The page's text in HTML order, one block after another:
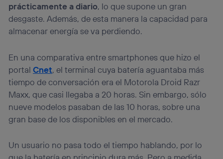
prácticamente a diario, lo que supone un gran
desgaste. Además, de esta manera la capacidad para
almacenar energía se va perdiendo.
En una comparativa entre smartphones que hizo el
portalCnet, el terminal cuya batería aguantaba más
tiempo de conversación era el Motorola Droid Razr
Maxx, que casi llegaba a 20 horas. Sin embargo, sólo
nueve modelos pasaban de las 10 horas, sobre una
gran base de los disponibles en el mercado.
Un usuario no pasa todo el tiempo hablando, por lo